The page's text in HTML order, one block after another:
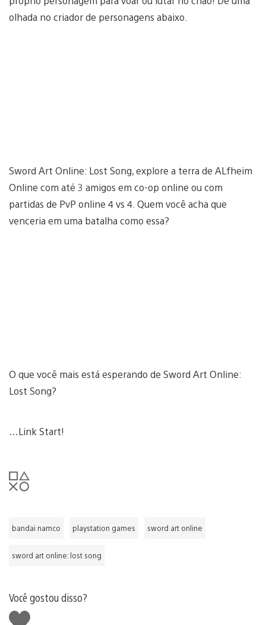
olhada no criador de personagens abaixo.
Sword Art Online: Lost Song, explore a terra de ALfheim
Online com até 3 amigos em co-op online ou com
partidas de PvP online 4 vs 4. Quem você acha que
venceria em uma batalha como essa?
O que você mais está esperando de Sword Art Online:
Lost Song?
…Link Start!
bandai namco playstation games sword art online
sword art online: lost song
Você gostou disso?
Curtir